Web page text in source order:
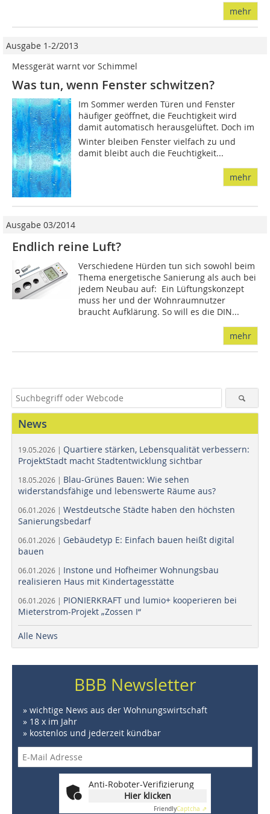
mehr
Ausgabe 1-2/2013
Messgerät warnt vor Schimmel
Was tun, wenn Fenster schwitzen?
Im Sommer werden Türen und Fenster
häufiger geöffnet, die Feuchtigkeit wird
damit automatisch herausgelüftet. Doch im
Winter bleiben Fenster vielfach zu und
damit bleibt auch die Feuchtigkeit...
mehr
Ausgabe 03/2014
Endlich reine Luft?
Verschiedene Hürden tun sich sowohl beim
Thema energetische Sanierung als auch bei
jedem Neubau auf: Ein Lüftungskonzept
muss her und der Wohnraumnutzer
braucht Aufklärung. So will es die DIN...
mehr
News
19.05.2026 | Quartiere stärken, Lebensqualität verbessern:
ProjektStadt macht Stadtentwicklung sichtbar
18.05.2026 | Blau-Grünes Bauen: Wie sehen
widerstandsfähige und lebenswerte Räume aus?
06.01.2026 | Westdeutsche Städte haben den höchsten
Sanierungsbedarf
06.01.2026 | Gebäudetyp E: Einfach bauen heißt digital
bauen
06.01.2026 | Instone und Hofheimer Wohnungsbau
realisieren Haus mit Kindertagesstätte
06.01.2026 | PIONIERKRAFT und lumio+ kooperieren bei
Mieterstrom-Projekt „Zossen I“
Alle News
BBB Newsletter
» wichtige News aus der Wohnungswirtschaft
» 18 x im Jahr
» kostenlos und jederzeit kündbar
Anti-Roboter-Verifizierung
Hier klicken
FriendlyCaptcha ⇗